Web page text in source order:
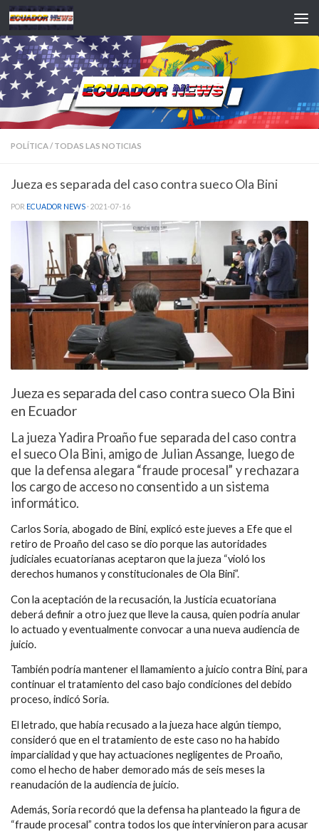
Saltar al contenido
POLÍTICA/ TODAS LAS NOTICIAS
Jueza es separada del caso contra sueco Ola Bini
POR ECUADOR NEWS · 2021-07-16
Jueza es separada del caso contra sueco Ola Bini
en Ecuador
La jueza Yadira Proaño fue separada del caso contra
el sueco Ola Bini, amigo de Julian Assange, luego de
que la defensa alegara “fraude procesal” y rechazara
los cargo de acceso no consentido a un sistema
informático.
Carlos Soria, abogado de Bini, explicó este jueves a Efe que el
retiro de Proaño del caso se dio porque las autoridades
judiciales ecuatorianas aceptaron que la jueza “violó los
derechos humanos y constitucionales de Ola Bini”.
Con la aceptación de la recusación, la Justicia ecuatoriana
deberá definir a otro juez que lleve la causa, quien podría anular
lo actuado y eventualmente convocar a una nueva audiencia de
juicio.
También podría mantener el llamamiento a juicio contra Bini, para
continuar el tratamiento del caso bajo condiciones del debido
proceso, indicó Soria.
El letrado, que había recusado a la jueza hace algún tiempo,
consideró que en el tratamiento de este caso no ha habido
imparcialidad y que hay actuaciones negligentes de Proaño,
como el hecho de haber demorado más de seis meses la
reanudación de la audiencia de juicio.
Además, Soria recordó que la defensa ha planteado la figura de
“fraude procesal” contra todos los que intervinieron para acusar